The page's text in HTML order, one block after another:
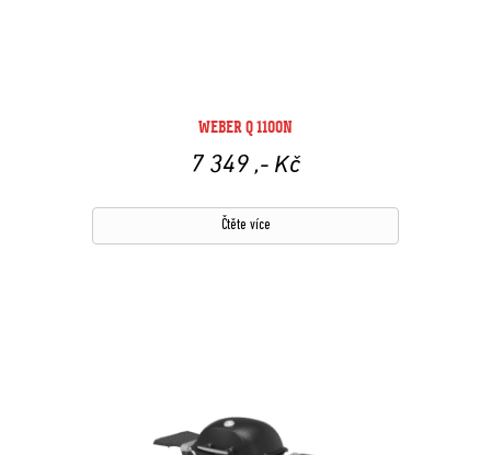
WEBER Q 1100N
7 349 ,- Kč
Čtěte více